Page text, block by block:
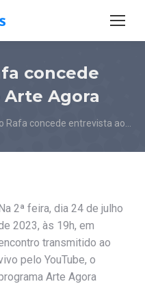
concede
Agora
Rafa concede entrevista ao…
2ª feira, dia 24 de julho
2023, às 19h, em
transmitido ao
pelo YouTube, o
Arte Agora